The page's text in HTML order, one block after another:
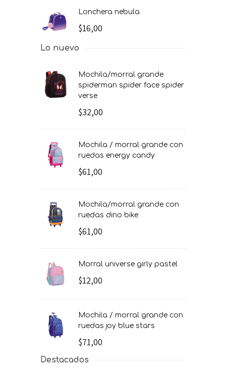
lonchera nebula
$16,00
Lo nuevo
mochila/morral grande
spiderman spider face spider
verse
$32,00
mochila / morral grande con
ruedas energy candy
$61,00
mochila/morral grande con
ruedas dino bike
$61,00
morral universe girly pastel
$12,00
mochila / morral grande con
ruedas joy blue stars
$71,00
Destacados